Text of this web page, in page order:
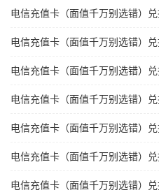
电信充值卡（面值千万别选错）
电信充值卡（面值千万别选错）
电信充值卡（面值千万别选错）
电信充值卡（面值千万别选错）
电信充值卡（面值千万别选错）
电信充值卡（面值千万别选错）
电信充值卡（面值千万别选错）